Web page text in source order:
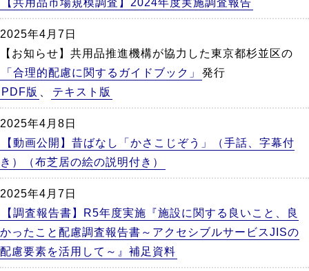
2025年4月7日
【お知らせ】共用品推進機構が協力した東京都杉並区の
「合理的配慮に関するガイドブック」
発行
PDF版
テキスト版
2025年4月8日
【動画公開】昔ばなし「かさこじぞう」（手話、字幕付
き）（布芝居の絵の説明付き）
2025年4月7日
【調査報告書】R5年度実施『施設に関する良いこと、良
かったこと配慮調査報告書～アクセシブルサービスJISの
配慮要素を活用して～』補足資料